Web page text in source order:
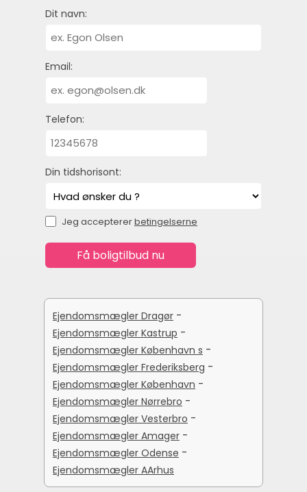
Dit navn:
Email:
Telefon:
Din tidshorisont:
Jeg acceptererbetingelserne
Ejendomsmægler Dragør -
Ejendomsmægler Kastrup -
Ejendomsmægler København s -
Ejendomsmægler Frederiksberg -
Ejendomsmægler København -
Ejendomsmægler Nørrebro -
Ejendomsmægler Vesterbro -
Ejendomsmægler Amager -
Ejendomsmægler Odense -
Ejendomsmægler AArhus